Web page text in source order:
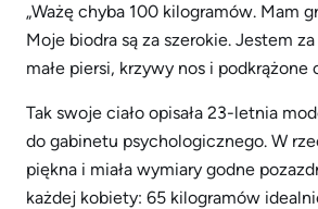
„Ważę chyba 100 kilogramów. Mam
Moje biodra są za szerokie. Jestem
małe piersi, krzywy nos i podkrążone
Tak swoje ciało opisała 23-letnia
do gabinetu psychologicznego. W
piękna i miała wymiary godne
każdej kobiety: 65 kilogramów